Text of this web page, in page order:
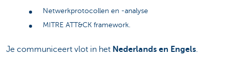
Netwerkprotocollen en -analyse
MITRE ATT&CK framework.
Je communiceert vlot in het Nederlands en Engels.